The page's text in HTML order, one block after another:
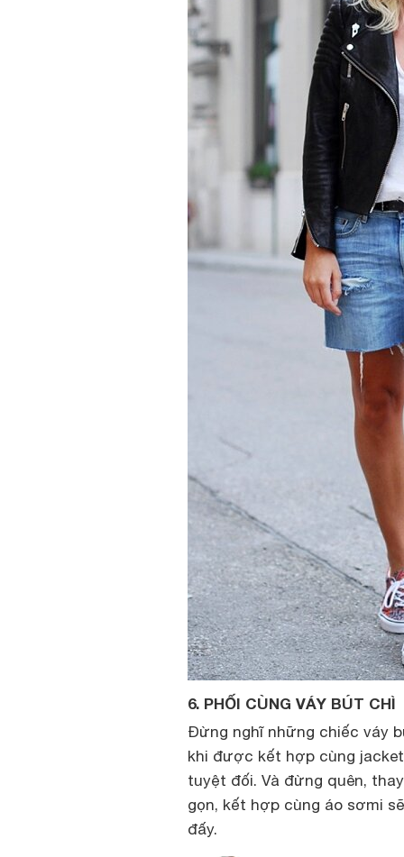
6. PHỐI CÙNG VÁY BÚT CHÌ
Đừng nghĩ những chiếc váy
khi được kết hợp cùng
tuyệt đối. Và đừng quên,
gọn, kết hợp cùng áo sơmi
đấy.